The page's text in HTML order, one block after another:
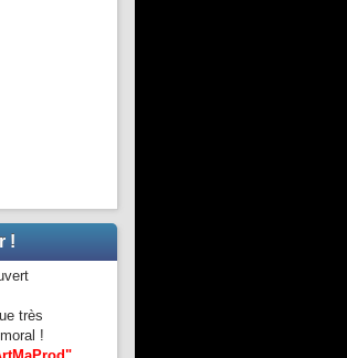
!
très
!